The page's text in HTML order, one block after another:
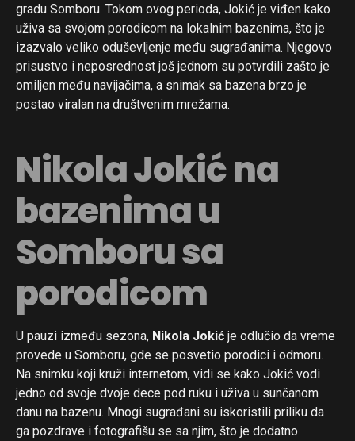
gradu Somboru. Tokom ovog perioda, Jokić je viđen kako
uživa sa svojom porodicom na lokalnim bazenima, što je
izazvalo veliko oduševljenje među sugrađanima. Njegovo
prisustvo i neposrednost još jednom su potvrdili zašto je
omiljen među navijačima, a snimak sa bazena brzo je
postao viralan na društvenim mrežama.
Nikola Jokić na
bazenima u
Somboru sa
porodicom
U pauzi između sezona, Nikola Jokić je odlučio da vreme
provede u Somboru, gde se posvetio porodici i odmoru.
Na snimku koji kruži internetom, vidi se kako Jokić vodi
jedno od svoje dvoje dece pod ruku i uživa u sunčanom
danu na bazenu. Mnogi sugrađani su iskoristili priliku da
ga pozdrave i fotografišu se sa njim, što je dodatno